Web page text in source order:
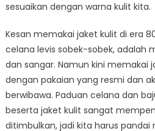
sesuaikan dengan warna kulit kita.
Kesan memakai jaket kulit di era
celana levis sobek-sobek, adalah
dan sangar. Namun kini memakai
dengan pakaian yang resmi dan
berwibawa. Paduan celana dan
beserta jaket kulit sangat
ditimbulkan, jadi kita harus